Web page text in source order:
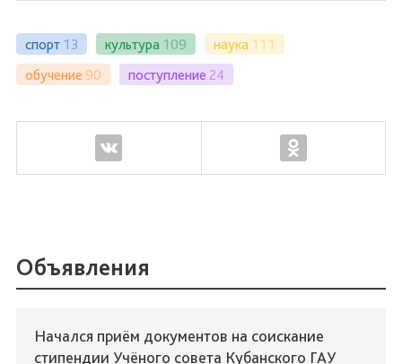
спорт 13 культура 109 наука 111
обучение 90 поступление 24
Объявления
Начался приём документов на соискание
стипендии Учёного совета Кубанского ГАУ